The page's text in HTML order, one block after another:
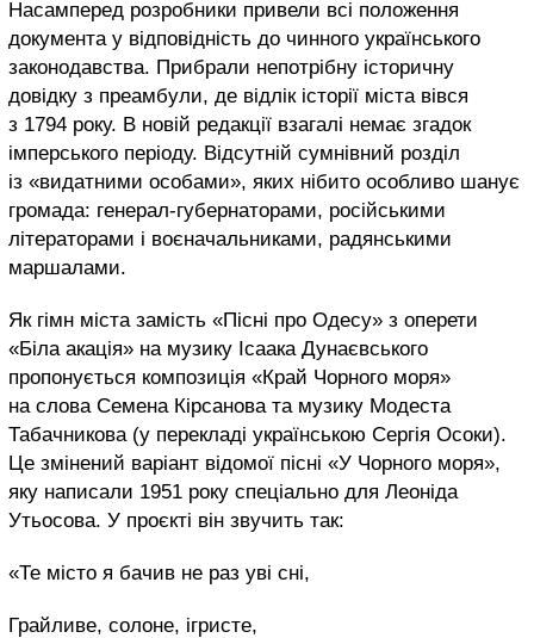
Насамперед розробники привели всі положення
документа у відповідність до чинного українського
законодавства. Прибрали непотрібну історичну
довідку з преамбули, де відлік історії міста вівся
з 1794 року. В новій редакції взагалі немає згадок
імперського періоду. Відсутній сумнівний розділ
із «видатними особами», яких нібито особливо шанує
громада: генерал-губернаторами, російськими
літераторами і воєначальниками, радянськими
маршалами.
Як гімн міста замість «Пісні про Одесу» з оперети
«Біла акація» на музику Ісаака Дунаєвського
пропонується композиція «Край Чорного моря»
на слова Семена Кірсанова та музику Модеста
Табачникова (у перекладі українською Сергія Осоки).
Це змінений варіант відомої пісні «У Чорного моря»,
яку написали 1951 року спеціально для Леоніда
Утьосова. У проєкті він звучить так:
«Те місто я бачив не раз уві сні,
Грайливе, солоне, ігристе,